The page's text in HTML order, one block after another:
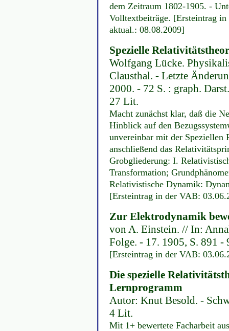
dem Zeitraum 1802-1905. -
Volltextbeiträge. [Ersteintrag
aktual.: 08.08.2009]
Spezielle
Wolfgang Lücke.
Clausthal. - Letzte
2000. - 72 S. : graph. Darst.
27 Lit.
Macht zunächst klar, daß die
Hinblick auf den
unvereinbar mit der
anschließend das
Grobgliederung: I.
Transformation;
Relativistische Dynamik:
[Ersteintrag in der VAB:
Zur Elektrodynamik
von A. Einstein. // In:
Folge. - 17. 1905, S. 891 -
[Ersteintrag in der VAB:
Die spezielle
Lernprogramm
Autor: Knut Besold. -
4 Lit.
Mit 1+ bewertete Facharbeit